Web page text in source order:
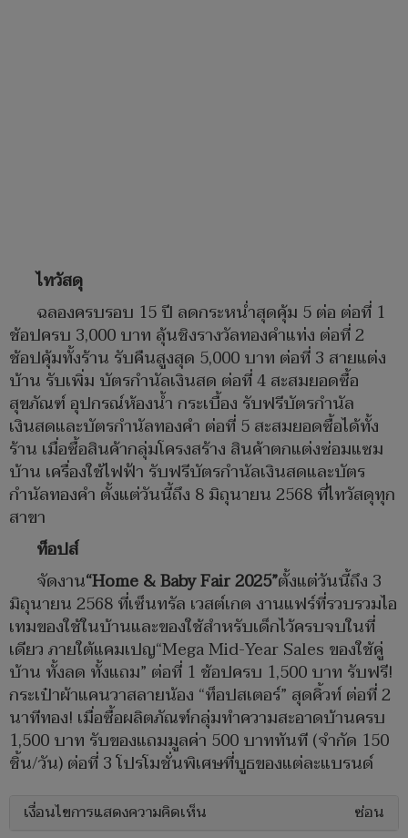
ไทวัสดุ
ฉลองครบรอบ 15 ปี ลดกระหน่ำสุดคุ้ม 5 ต่อ ต่อที่ 1
ช้อปครบ 3,000 บาท ลุ้นชิงรางวัลทองคำแท่ง ต่อที่ 2
ช้อปคุ้มทั้งร้าน รับคืนสูงสุด 5,000 บาท ต่อที่ 3 สายแต่ง
บ้าน รับเพิ่ม บัตรกำนัลเงินสด ต่อที่ 4 สะสมยอดซื้อ
สุขภัณฑ์ อุปกรณ์ห้องน้ำ กระเบื้อง รับฟรีบัตรกำนัล
เงินสดและบัตรกำนัลทองคำ ต่อที่ 5 สะสมยอดซื้อได้ทั้ง
ร้าน เมื่อซื้อสินค้ากลุ่มโครงสร้าง สินค้าตกแต่งซ่อมแซม
บ้าน เครื่องใช้ไฟฟ้า รับฟรีบัตรกำนัลเงินสดและบัตร
กำนัลทองคำ ตั้งแต่วันนี้ถึง 8 มิถุนายน 2568 ที่ไทวัสดุทุก
สาขา
ท็อปส์
จัดงาน“Home & Baby Fair 2025”ตั้งแต่วันนี้ถึง 3
มิถุนายน 2568 ที่เซ็นทรัล เวสต์เกต งานแฟร์ที่รวบรวมไอ
เทมของใช้ในบ้านและของใช้สำหรับเด็กไว้ครบจบในที่
เดียว ภายใต้แคมเปญ“Mega Mid-Year Sales ของใช้คู่
บ้าน ทั้งลด ทั้งแถม” ต่อที่ 1 ช้อปครบ 1,500 บาท รับฟรี!
กระเป๋าผ้าแคนวาสลายน้อง “ท็อปสเตอร์” สุดคิ้วท์ ต่อที่ 2
นาทีทอง! เมื่อซื้อผลิตภัณฑ์กลุ่มทำความสะอาดบ้านครบ
1,500 บาท รับของแถมมูลค่า 500 บาททันที (จำกัด 150
ชิ้น/วัน) ต่อที่ 3 โปรโมชั่นพิเศษที่บูธของแต่ละแบรนด์
เงื่อนไขการแสดงความคิดเห็น ซ่อน